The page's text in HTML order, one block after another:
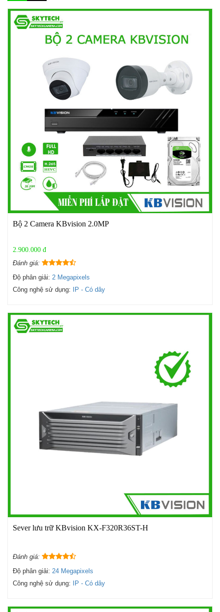
Bộ 2 Camera KBvision 2.0MP
2.900.000 đ
Đánh giá:
Độ phân giải: 2 Megapixels
Công nghệ sử dụng: IP - Có dây
Sever lưu trữ KBvision KX-F320R36ST-H
Đánh giá:
Độ phân giải: 24 Megapixels
Công nghệ sử dụng:
IP - Có dây